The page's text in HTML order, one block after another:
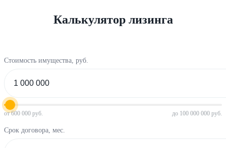
Калькулятор лизинга
Стоимость имущества, руб.
от 600 000 руб. до 100 000 000 руб.
Срок договора, мес.